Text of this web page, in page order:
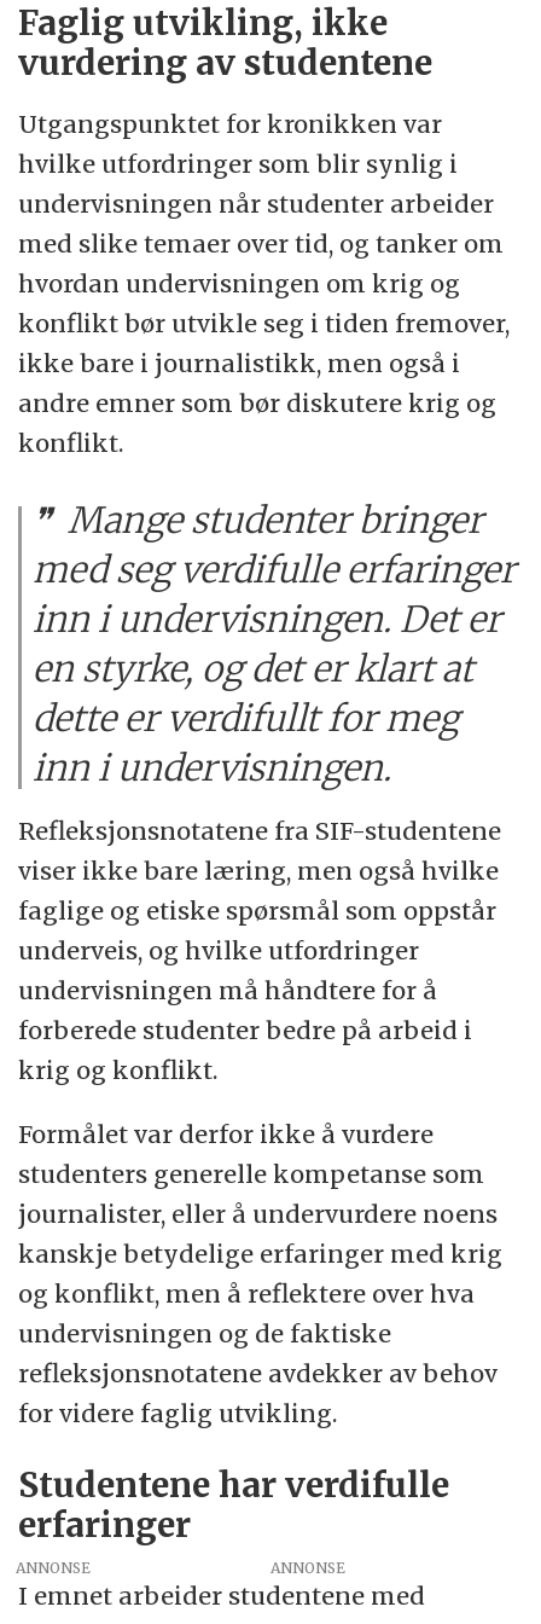
Faglig utvikling, ikke
vurdering av studentene
Utgangspunktet for kronikken var
hvilke utfordringer som blir synlig i
undervisningen når studenter arbeider
med slike temaer over tid, og tanker om
hvordan undervisningen om krig og
konflikt bør utvikle seg i tiden fremover,
ikke bare i journalistikk, men også i
andre emner som bør diskutere krig og
konflikt.
Mange studenter bringer
med seg verdifulle erfaringer
inn i undervisningen. Det er
en styrke, og det er klart at
dette er verdifullt for meg
inn i undervisningen.
Refleksjonsnotatene fra SIF-studentene
viser ikke bare læring, men også hvilke
faglige og etiske spørsmål som oppstår
underveis, og hvilke utfordringer
undervisningen må håndtere for å
forberede studenter bedre på arbeid i
krig og konflikt.
Formålet var derfor ikke å vurdere
studenters generelle kompetanse som
journalister, eller å undervurdere noens
kanskje betydelige erfaringer med krig
og konflikt, men å reflektere over hva
undervisningen og de faktiske
refleksjonsnotatene avdekker av behov
for videre faglig utvikling.
Studentene har verdifulle
erfaringer
ANNONSE
I emnet arbeider studentene med